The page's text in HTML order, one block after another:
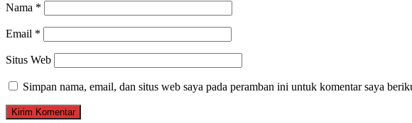
Nama *
Email *
Situs Web
Simpan nama, email, dan situs web saya pada peramban ini untuk komentar saya